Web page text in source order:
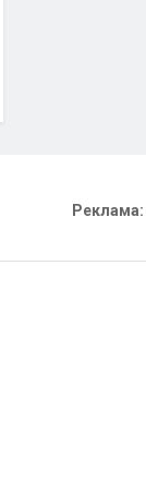
Реклама: